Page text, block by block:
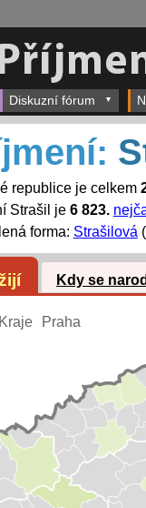
Diskuzní fórum
republice je celkem
Strašil je 6 823.
forma: Strašilová
Kdy se
Kraje Praha